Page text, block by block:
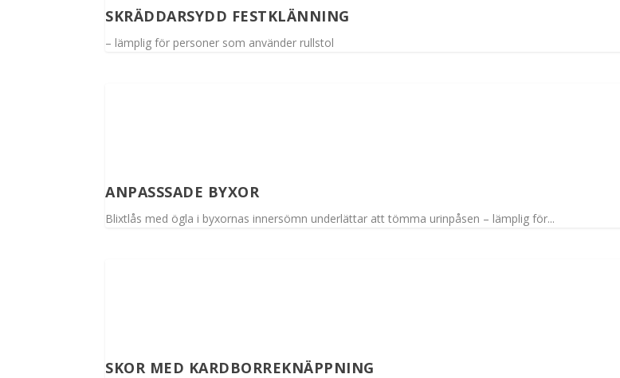
SKRÄDDARSYDD FESTKLÄNNING
– lämplig för personer som använder rullstol
ANPASSSADE BYXOR
Blixtlås med ögla i byxornas innersömn underlättar att tömma urinpåsen – lämplig för...
SKOR MED KARDBORREKNÄPPNING